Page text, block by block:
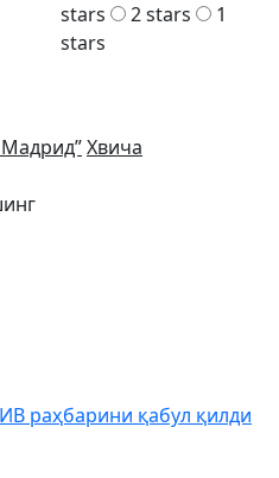
Хвича
stars
2 stars
1
stars
раҳбарини қабул қилди